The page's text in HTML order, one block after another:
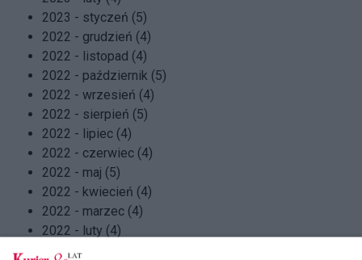
2023 - styczeń (5)
2022 - grudzień (4)
2022 - listopad (4)
2022 - październik (5)
2022 - wrzesień (4)
2022 - sierpień (5)
2022 - lipiec (4)
2022 - czerwiec (4)
2022 - maj (5)
2022 - kwiecień (4)
2022 - marzec (4)
2022 - luty (4)
2022 - styczeń (5)